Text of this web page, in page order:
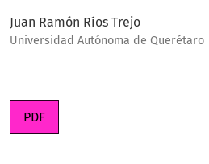
Juan Ramón Ríos Trejo
Universidad Autónoma de Querétaro
PDF